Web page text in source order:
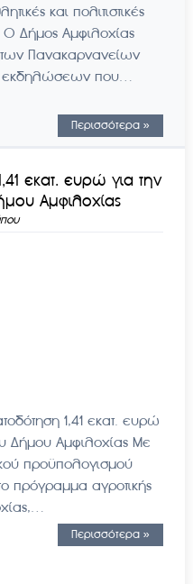
και πολιτιστικές
Δήμος Αμφιλοχίας
Πανακαρνανείων
εκδηλώσεων που…
Περισσότερα »
εκατ. ευρώ για την
Αμφιλοχίας
1,41 εκατ. ευρώ
Δήμου Αμφιλοχίας Με
προϋπολογισμού
πρόγραμμα αγροτικής
Περισσότερα »